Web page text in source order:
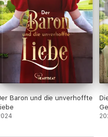
Baron und die unverhoffte